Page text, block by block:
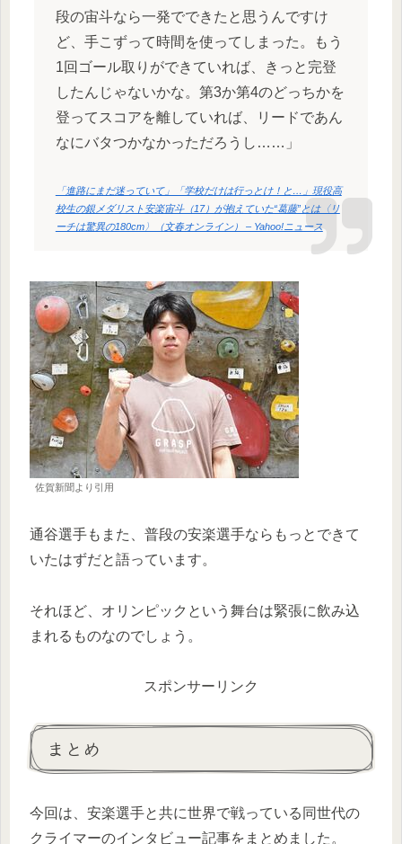
段の宙斗なら一発でできたと思うんですけ
ど、手こずって時間を使ってしまった。もう
1回ゴール取りができていれば、きっと完登
したんじゃないかな。第3か第4のどっちかを
登ってスコアを離していれば、リードであん
なにバタつかなかっただろうし……」
「進路にまだ迷っていて」「学校だけは行っとけ！と…」現役高
校生の銀メダリスト安楽宙斗（17）が抱えていた“葛藤”とは〈リ
ーチは驚異の180cm〉（文春オンライン） – Yahoo!ニュース
佐賀新聞より引用
通谷選手もまた、普段の安楽選手ならもっとできて
いたはずだと語っています。
それほど、オリンピックという舞台は緊張に飲み込
まれるものなのでしょう。
スポンサーリンク
まとめ
今回は、安楽選手と共に世界で戦っている同世代の
クライマーのインタビュー記事をまとめました。